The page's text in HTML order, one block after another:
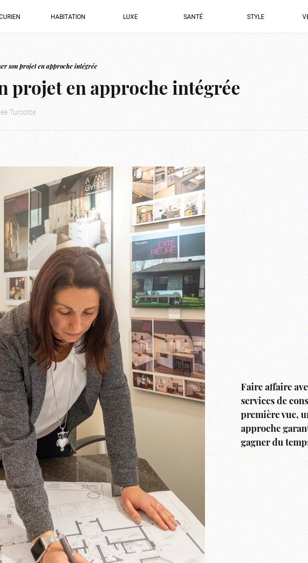
HABITATION LUXE SANTÉ STYLE
son projet en approche intégrée
projet en approche intégrée
Turcotte
Faire affaire
services de
première vue,
approche
gagner du